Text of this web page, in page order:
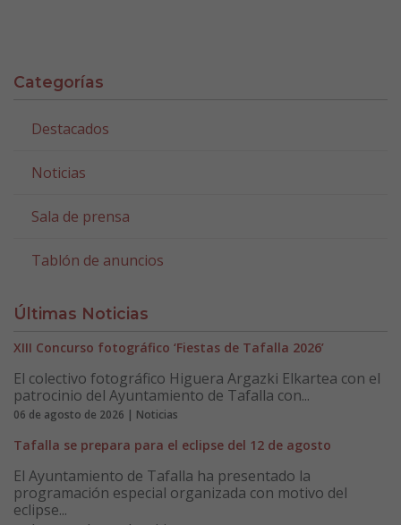
Categorías
Destacados
Noticias
Sala de prensa
Tablón de anuncios
Últimas Noticias
XIII Concurso fotográfico ‘Fiestas de Tafalla 2026’
El colectivo fotográfico Higuera Argazki Elkartea con el
patrocinio del Ayuntamiento de Tafalla con...
06 de agosto de 2026 | Noticias
Tafalla se prepara para el eclipse del 12 de agosto
El Ayuntamiento de Tafalla ha presentado la
programación especial organizada con motivo del
eclipse...